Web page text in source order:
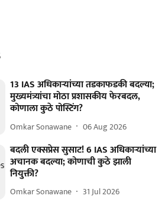
13 IAS अधिकाऱ्यांच्या तडकाफडकी बदल्या;
मुख्यमंत्र्यांचा मोठा प्रशासकीय फेरबदल,
कोणाला कुठे पोस्टिंग?
Omkar Sonawane 06 Aug 2026
बदली एक्सप्रेस सुसाट! 6 IAS अधिकाऱ्यांच्या
अचानक बदल्या; कोणाची कुठे झाली
नियुक्ती?
Omkar Sonawane 31 Jul 2026